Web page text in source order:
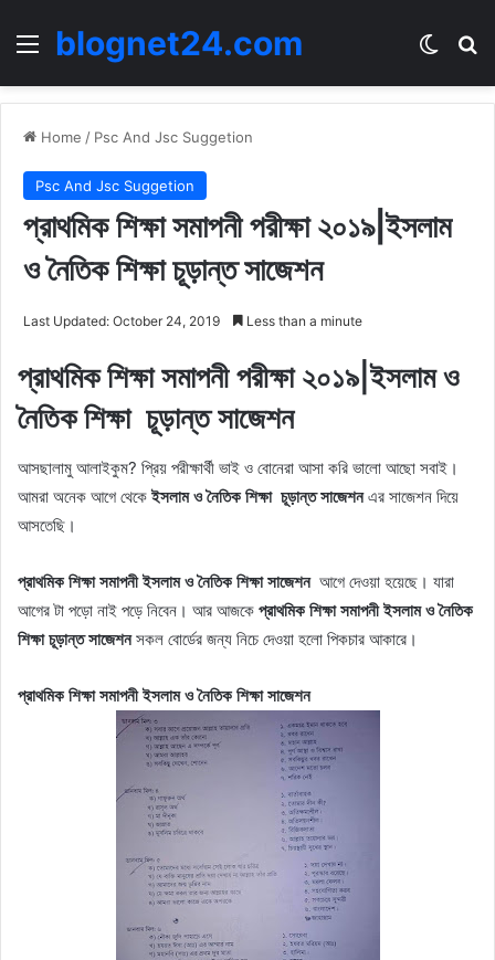
Menublognet24.com
Home / Psc And Jsc Suggetion
Psc And Jsc Suggetion
প্রাথমিক শিক্ষা সমাপনী পরীক্ষা ২০১৯|ইসলাম
ও নৈতিক শিক্ষা চূড়ান্ত সাজেশন
Last Updated: October 24, 2019 Less than a minute
প্রাথমিক শিক্ষা সমাপনী পরীক্ষা ২০১৯|ইসলাম ও
নৈতিক শিক্ষা চূড়ান্ত সাজেশন
আসছালামু আলাইকুম? প্রিয় পরীক্ষার্থী ভাই ও বোনেরা আসা করি ভালো আছো সবাই।
আমরা অনেক আগে থেকেইসলাম ও নৈতিক শিক্ষা চূড়ান্ত সাজেশনএর সাজেশন দিয়ে
আসতেছি।
প্রাথমিক শিক্ষা সমাপনীইসলাম ও নৈতিক শিক্ষাসাজেশনআগে দেওয়া হয়েছে। যারা
আগের টা পড়ো নাই পড়ে নিবেন। আর আজকে প্রাথমিক শিক্ষা সমাপনীইসলাম ও নৈতিক
শিক্ষাচূড়ান্ত সাজেশনসকল বোর্ডের জন্য নিচে দেওয়া হলো পিকচার আকারে।
প্রাথমিক শিক্ষা সমাপনীইসলাম ও নৈতিক শিক্ষাসাজেশন